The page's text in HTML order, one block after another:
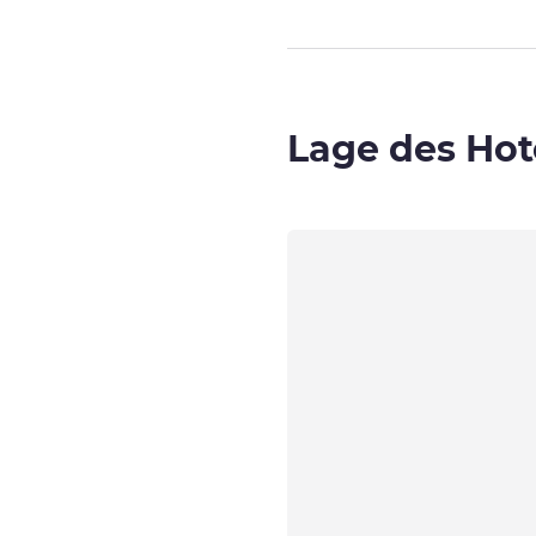
Lage des